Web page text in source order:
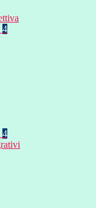
4
4